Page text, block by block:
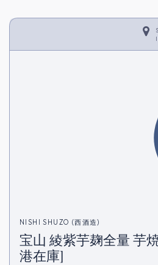
NISHI SHUZO (西酒造)
宝山 綾紫芋麹全量 芋
港在庫]